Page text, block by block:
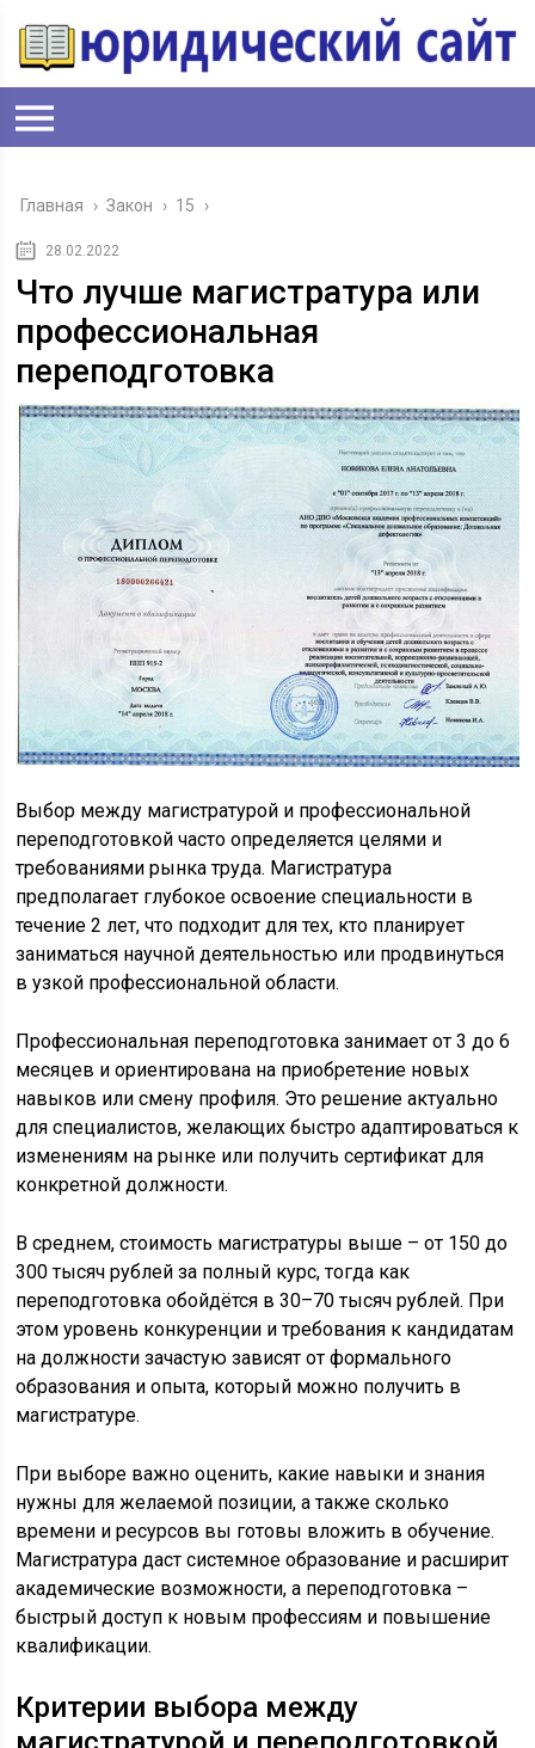
Главная › Закон › 15 ›
28.02.2022
Что лучше магистратура или
профессиональная
переподготовка
Выбор между магистратурой и профессиональной
переподготовкой часто определяется целями и
требованиями рынка труда. Магистратура
предполагает глубокое освоение специальности в
течение 2 лет, что подходит для тех, кто планирует
заниматься научной деятельностью или продвинуться
в узкой профессиональной области.
Профессиональная переподготовка занимает от 3 до 6
месяцев и ориентирована на приобретение новых
навыков или смену профиля. Это решение актуально
для специалистов, желающих быстро адаптироваться к
изменениям на рынке или получить сертификат для
конкретной должности.
В среднем, стоимость магистратуры выше – от 150 до
300 тысяч рублей за полный курс, тогда как
переподготовка обойдётся в 30–70 тысяч рублей. При
этом уровень конкуренции и требования к кандидатам
на должности зачастую зависят от формального
образования и опыта, который можно получить в
магистратуре.
При выборе важно оценить, какие навыки и знания
нужны для желаемой позиции, а также сколько
времени и ресурсов вы готовы вложить в обучение.
Магистратура даст системное образование и расширит
академические возможности, а переподготовка –
быстрый доступ к новым профессиям и повышение
квалификации.
Критерии выбора между